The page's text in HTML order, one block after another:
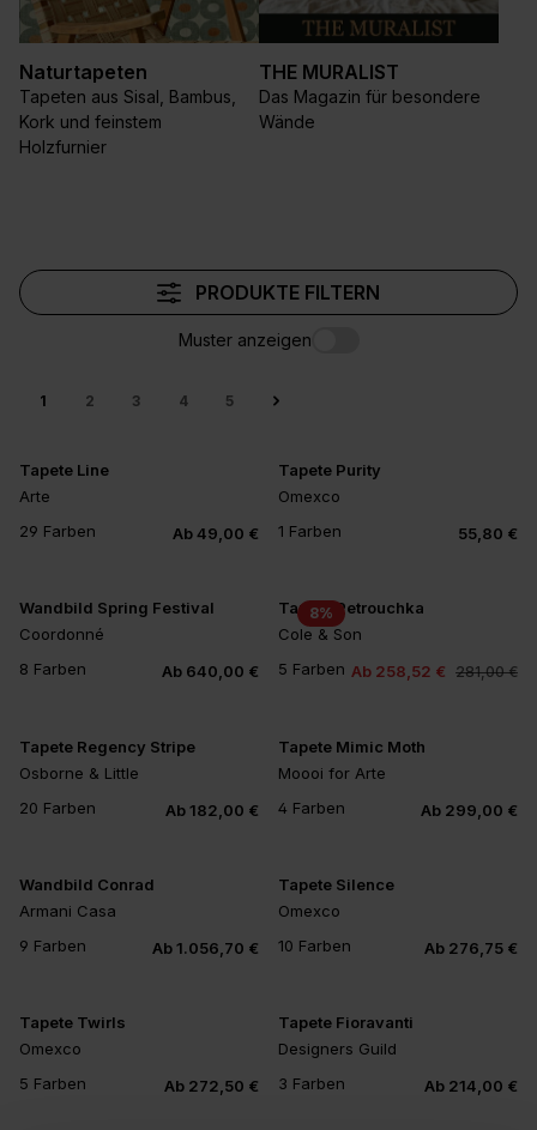
Naturtapeten
Tapeten aus Sisal, Bambus,
Kork und feinstem
Holzfurnier
THE MURALIST
Das Magazin für besondere
Wände
PRODUKTE FILTERN
Muster anzeigen
1 2 3 4 5
+25
Tapete Line
Arte
29 Farben
Ab 49,00 €
Tapete Purity
Omexco
1 Farben
55,80 €
+4
Wandbild Spring Festival
Coordonné
8 Farben
Ab 640,00 €
8%
+1
Tapete Petrouchka
Cole & Son
5 Farben Ab 258,52 € 281,00 €
+16
Tapete Regency Stripe
Osborne & Little
20 Farben
Ab 182,00 €
Tapete Mimic Moth
Moooi for Arte
4 Farben
Ab 299,00 €
+5
Wandbild Conrad
Armani Casa
9 Farben
Ab 1.056,70 € +6
Tapete Silence
Omexco
10 Farben
Ab 276,75 €
+1
Tapete Twirls
Omexco
5 Farben
Ab 272,50 €
Tapete Fioravanti
Designers Guild
3 Farben
Ab 214,00 €